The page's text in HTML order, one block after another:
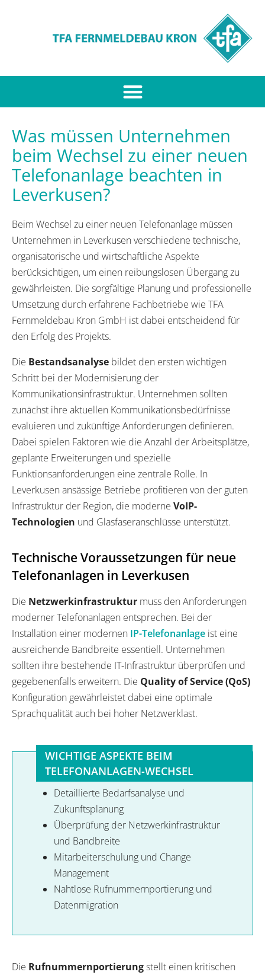
Was müssen Unternehmen
beim Wechsel zu einer neuen
Telefonanlage beachten in
Leverkusen?
Beim Wechsel zu einer neuen Telefonanlage müssen
Unternehmen in Leverkusen verschiedene technische,
organisatorische und wirtschaftliche Aspekte
berücksichtigen, um einen reibungslosen Übergang zu
gewährleisten. Die sorgfältige Planung und professionelle
Umsetzung durch erfahrene Fachbetriebe wie TFA
Fernmeldebau Kron GmbH ist dabei entscheidend für
den Erfolg des Projekts.
Die Bestandsanalyse bildet den ersten wichtigen
Schritt bei der Modernisierung der
Kommunikationsinfrastruktur. Unternehmen sollten
zunächst ihre aktuellen Kommunikationsbedürfnisse
evaluieren und zukünftige Anforderungen definieren.
Dabei spielen Faktoren wie die Anzahl der Arbeitsplätze,
geplante Erweiterungen und spezielle
Funktionsanforderungen eine zentrale Rolle. In
Leverkusen ansässige Betriebe profitieren von der guten
Infrastruktur der Region, die moderne VoIP-
Technologien und Glasfaseranschlüsse unterstützt.
Technische Voraussetzungen für neue
Telefonanlagen in Leverkusen
Die Netzwerkinfrastruktur muss den Anforderungen
moderner Telefonanlagen entsprechen. Bei der
Installation einer modernen IP-Telefonanlage ist eine
ausreichende Bandbreite essentiell. Unternehmen
sollten ihre bestehende IT-Infrastruktur überprüfen und
gegebenenfalls erweitern. Die Quality of Service (QoS)
Konfiguration gewährleistet dabei eine optimale
Sprachqualität auch bei hoher Netzwerklast.
WICHTIGE ASPEKTE BEIM
TELEFONANLAGEN-WECHSEL
Detaillierte Bedarfsanalyse und
Zukunftsplanung
Überprüfung der Netzwerkinfrastruktur
und Bandbreite
Mitarbeiterschulung und Change
Management
Nahtlose Rufnummernportierung und
Datenmigration
Die Rufnummernportierungstellt einen kritischen